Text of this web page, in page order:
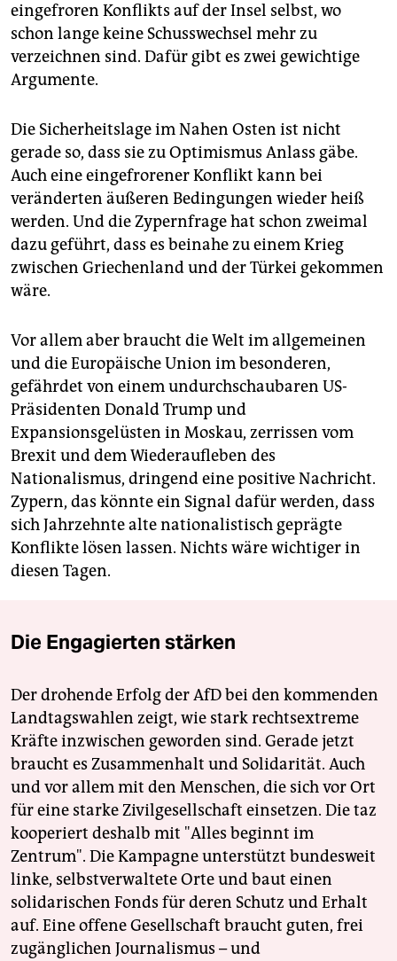
eingefroren Konflikts auf der Insel selbst, wo
schon lange keine Schusswechsel mehr zu
verzeichnen sind. Dafür gibt es zwei gewichtige
Argumente.
Die Sicherheitslage im Nahen Osten ist nicht
gerade so, dass sie zu Optimismus Anlass gäbe.
Auch eine eingefrorener Konflikt kann bei
veränderten äußeren Bedingungen wieder heiß
werden. Und die Zypernfrage hat schon zweimal
dazu geführt, dass es beinahe zu einem Krieg
zwischen Griechenland und der Türkei gekommen
wäre.
Vor allem aber braucht die Welt im allgemeinen
und die Europäische Union im besonderen,
gefährdet von einem undurchschaubaren US-
Präsidenten Donald Trump und
Expansionsgelüsten in Moskau, zerrissen vom
Brexit und dem Wiederaufleben des
Nationalismus, dringend eine positive Nachricht.
Zypern, das könnte ein Signal dafür werden, dass
sich Jahrzehnte alte nationalistisch geprägte
Konflikte lösen lassen. Nichts wäre wichtiger in
diesen Tagen.
Die Engagierten stärken
Der drohende Erfolg der AfD bei den kommenden
Landtagswahlen zeigt, wie stark rechtsextreme
Kräfte inzwischen geworden sind. Gerade jetzt
braucht es Zusammenhalt und Solidarität. Auch
und vor allem mit den Menschen, die sich vor Ort
für eine starke Zivilgesellschaft einsetzen. Die taz
kooperiert deshalb mit "Alles beginnt im
Zentrum". Die Kampagne unterstützt bundesweit
linke, selbstverwaltete Orte und baut einen
solidarischen Fonds für deren Schutz und Erhalt
auf. Eine offene Gesellschaft braucht guten, frei
zugänglichen Journalismus – und